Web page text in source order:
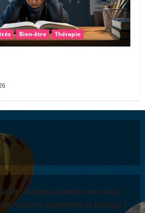
Bien-être Thérapie
: pourquoi sommes-nous encore
retrouver rapidement de l’énergie ?